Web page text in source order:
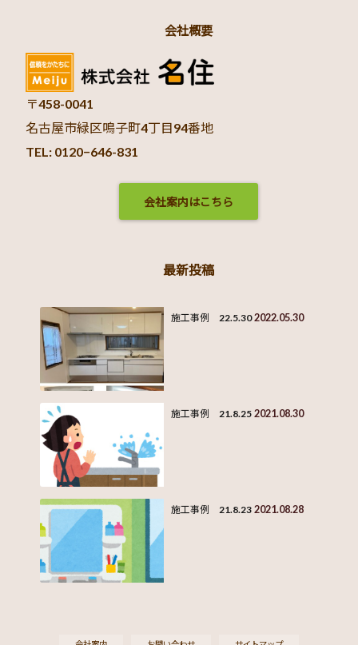
会社概要
〒458-0041
名古屋市緑区鳴子町4丁目94番地
TEL: 0120−646-831
会社案内はこちら
最新投稿
施工事例 22.5.30 2022.05.30
施工事例 21.8.25 2021.08.30
施工事例 21.8.23 2021.08.28